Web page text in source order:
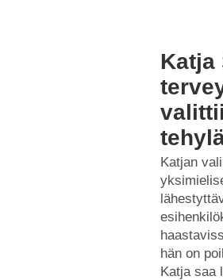
Katja
Katjan
hän on
Katja saa